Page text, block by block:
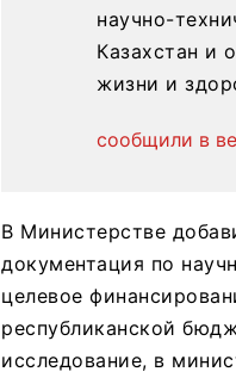
научно-
Казахстан и
жизни и
сообщили в
В Министерстве
документация по
целевое
республиканской
исследование, в